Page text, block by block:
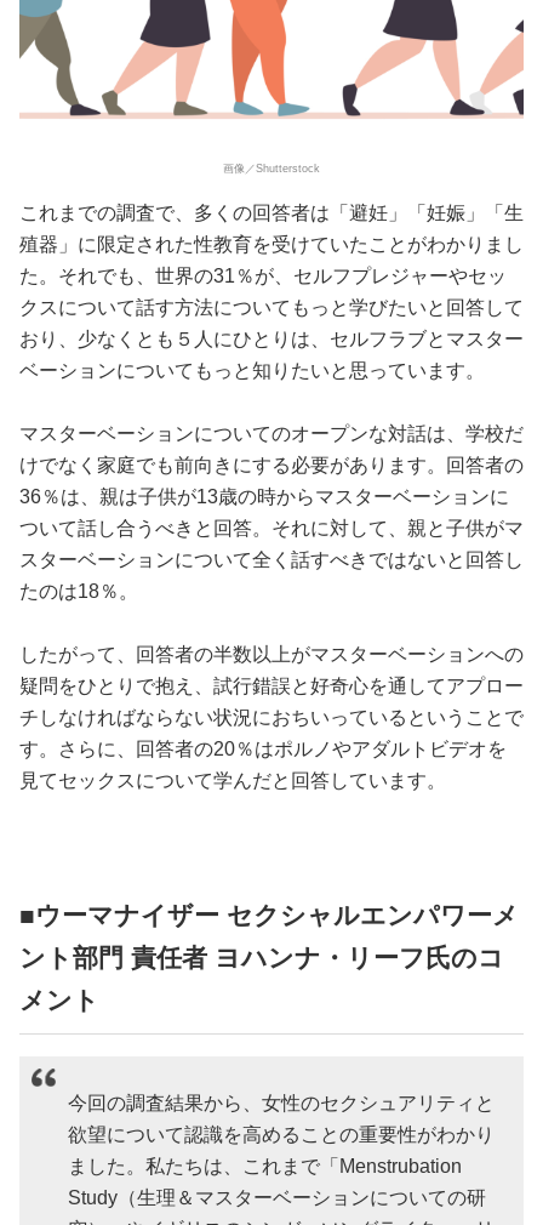
画像／Shutterstock
これまでの調査で、多くの回答者は「避妊」「妊娠」「生
殖器」に限定された性教育を受けていたことがわかりまし
た。それでも、世界の31％が、セルフプレジャーやセッ
クスについて話す方法についてもっと学びたいと回答して
おり、少なくとも５人にひとりは、セルフラブとマスター
ベーションについてもっと知りたいと思っています。
マスターベーションについてのオープンな対話は、学校だ
けでなく家庭でも前向きにする必要があります。回答者の
36％は、親は子供が13歳の時からマスターベーションに
ついて話し合うべきと回答。それに対して、親と子供がマ
スターベーションについて全く話すべきではないと回答し
たのは18％。
したがって、回答者の半数以上がマスターベーションへの
疑問をひとりで抱え、試行錯誤と好奇心を通してアプロー
チしなければならない状況におちいっているということで
す。さらに、回答者の20％はポルノやアダルトビデオを
見てセックスについて学んだと回答しています。
■ウーマナイザー セクシャルエンパワーメ
ント部門 責任者 ヨハンナ・リーフ氏のコ
メント
今回の調査結果から、女性のセクシュアリティと
欲望について認識を高めることの重要性がわかり
ました。私たちは、これまで「Menstrubation
Study（生理＆マスターベーションについての研